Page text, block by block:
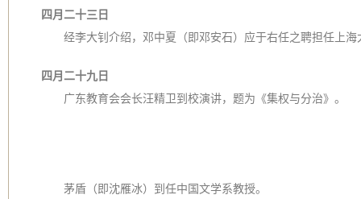
四月二十三日
经李大钊介绍，邓中夏（即邓安石）应于右任之聘担任上
四月二十九日
广东教育会会长汪精卫到校演讲，题为《集权与分治》。
茅盾（即沈雁冰）到任中国文学系教授。